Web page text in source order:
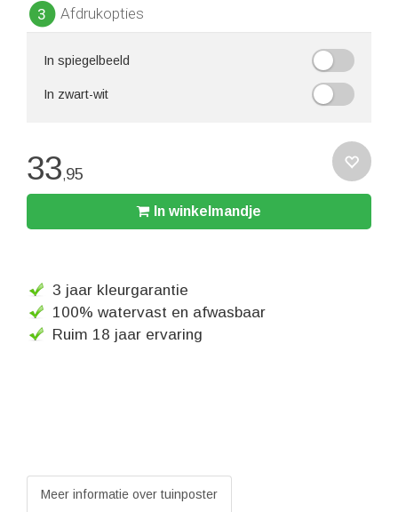
3 Afdrukopties
In spiegelbeeld
In zwart-wit
33,95
In winkelmandje
3 jaar kleurgarantie
100% watervast en afwasbaar
Ruim 18 jaar ervaring
Meer informatie over tuinposter